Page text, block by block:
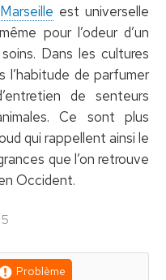
est universelle
pour l’odeur d’un
Dans les cultures
l’habitude de parfumer
de senteurs
Ce sont plus
qui rappellent ainsi le
que l’on retrouve
Occident.
Problème